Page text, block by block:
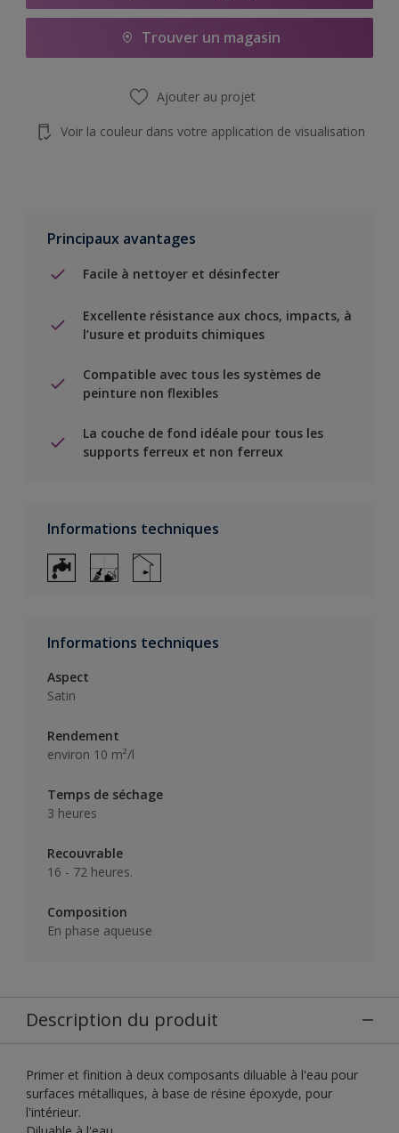
Trouver un magasin
Ajouter au projet
Voir la couleur dans votre application de visualisation
Principaux avantages
Facile à nettoyer et désinfecter
Excellente résistance aux chocs, impacts, à
l’usure et produits chimiques
Compatible avec tous les systèmes de
peinture non flexibles
La couche de fond idéale pour tous les
supports ferreux et non ferreux
Informations techniques
Informations techniques
Aspect
Satin
Rendement
environ 10 m²/l
Temps de séchage
3 heures
Recouvrable
16 - 72 heures.
Composition
En phase aqueuse
Description du produit
Primer et finition à deux composants diluable à l'eau pour
surfaces métalliques, à base de résine époxyde, pour
l'intérieur.